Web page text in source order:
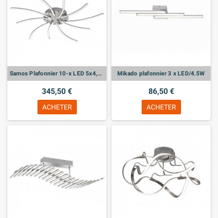
Samos Plafonnier 10-x LED 5x4,5W 5x3,5W chromé, acryl verre blanc
345,50 €
ACHETER
Mikado plafonnier 3 x LED/4.5W
86,50 €
ACHETER